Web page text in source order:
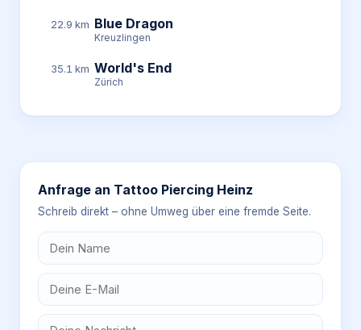
22.9 km Blue Dragon
Kreuzlingen
35.1 km World's End
Zürich
Anfrage an Tattoo Piercing Heinz
Schreib direkt – ohne Umweg über eine fremde Seite.